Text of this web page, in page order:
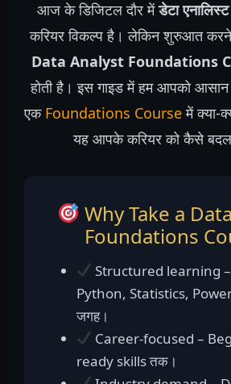
आज के डिजिटल दौर मेंडेटा एनालिस्ट
करियर विकल्प है। लेकिन शुरुआत
Data Analyst Foundations
होती है। इस गाइड में हम आपको आसान
एक Foundations Courseमें क्या-
यह आपके करियर को कैसे
Why Take a
Foundations
Structured learning –
Python, Statistics,
जगह।
Career-focused –
ready skills तक।